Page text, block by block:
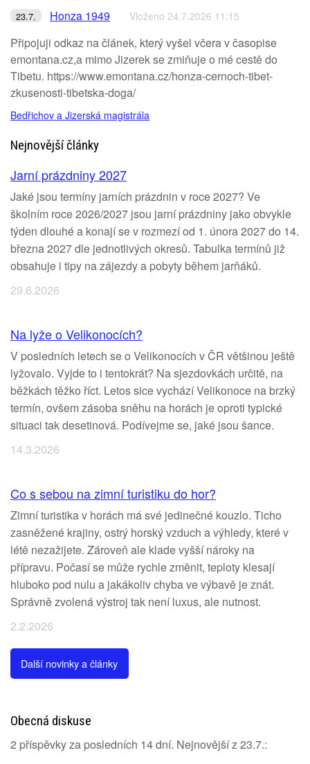
23.7. Honza 1949 Vloženo 24.7.2026 11:15
Připojuji odkaz na článek, který vyšel včera v časopise
emontana.cz,a mimo Jizerek se zmiňuje o mé cestě do
Tibetu. https://www.emontana.cz/honza-cernoch-tibet-
zkusenosti-tibetska-doga/
Bedřichov a Jizerská magistrála
Nejnovější články
Jarní prázdniny 2027
Jaké jsou termíny jarních prázdnin v roce 2027? Ve
školním roce 2026/2027 jsou jarní prázdniny jako obvykle
týden dlouhé a konají se v rozmezí od 1. února 2027 do 14.
března 2027 dle jednotlivých okresů. Tabulka termínů již
obsahuje i tipy na zájezdy a pobyty během jarňáků.
29.6.2026
Na lyže o Velikonocích?
V posledních letech se o Velikonocích v ČR většinou ještě
lyžovalo. Vyjde to i tentokrát? Na sjezdovkách určitě, na
běžkách těžko říct. Letos sice vychází Velikonoce na brzký
termín, ovšem zásoba sněhu na horách je oproti typické
situaci tak desetinová. Podívejme se, jaké jsou šance.
14.3.2026
Co s sebou na zimní turistiku do hor?
Zimní turistika v horách má své jedinečné kouzlo. Ticho
zasněžené krajiny, ostrý horský vzduch a výhledy, které v
létě nezažijete. Zároveň ale klade vyšší nároky na
přípravu. Počasí se může rychle změnit, teploty klesají
hluboko pod nulu a jakákoliv chyba ve výbavě je znát.
Správně zvolená výstroj tak není luxus, ale nutnost.
2.2.2026
Další novinky a články
Obecná diskuse
2 příspěvky za posledních 14 dní. Nejnovější z 23.7.: